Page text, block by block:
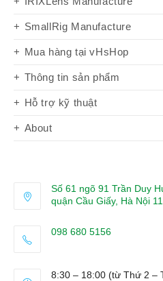
SmallRig Manufacture
Mua hàng tại vHsHop
Thông tin sản phẩm
Hỗ trợ kỹ thuật
About
Số 61 ngõ 91 Trần Duy
quận Cầu Giấy, Hà Nội
098 680 5156
8:30 – 18:00 (từ Thứ 2 –